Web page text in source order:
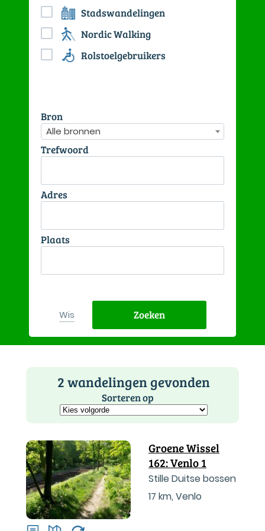
Stadswandelingen
Nordic Walking
Rolstoelgebruikers
Bron
Alle bronnen
Trefwoord
Adres
Plaats
Wis Zoeken
2 wandelingen gevonden
Sorteren op
Groene Wissel
162: Venlo 1
Stille Duitse bossen
17 km, Venlo